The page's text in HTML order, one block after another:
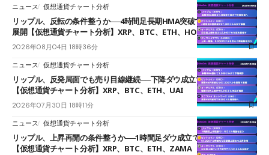
ニュース 仮想通貨チャート分析
リップル、反転の条件整うか──4時間足長期HMA突破で雲下端を目指す
展開【仮想通貨チャート分析】XRP、BTC、ETH、HOME
2026年08月04日 18時36分
ニュース 仮想通貨チャート分析
リップル、反発局面でも売り目線継続──下降ダウ成立で下値追う展開
【仮想通貨チャート分析】XRP、BTC、ETH、UAI
2026年07月30日 18時11分
ニュース 仮想通貨チャート分析
リップル、上昇再開の条件整うか──1時間足ダウ成立で1.185ドルを狙う
【仮想通貨チャート分析】XRP、BTC、ETH、ZAMA